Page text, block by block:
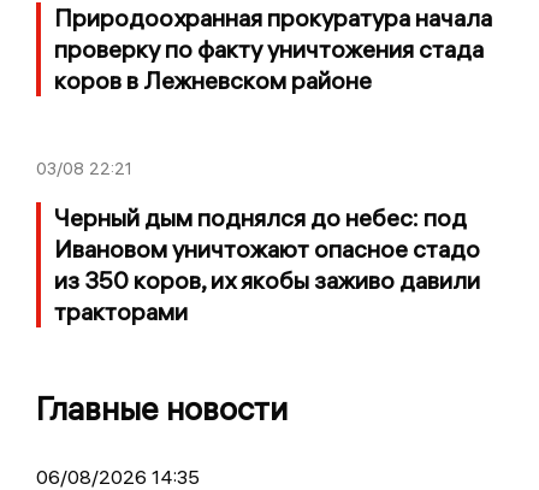
Природоохранная прокуратура начала
проверку по факту уничтожения стада
коров в Лежневском районе
03/08 22:21
Черный дым поднялся до небес: под
Ивановом уничтожают опасное стадо
из 350 коров, их якобы заживо давили
тракторами
Главные новости
06/08/2026 14:35